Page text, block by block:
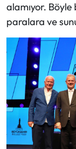
alamıyor.
paralara ve